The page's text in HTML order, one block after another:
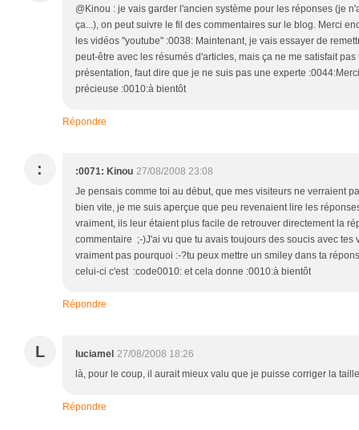
@Kinou : je vais garder l'ancien système pour les réponses (je
ça...), on peut suivre le fil des commentaires sur le blog. Merci
les vidéos "youtube" :0038: Maintenant, je vais essayer de
peut-être avec les résumés d'articles, mais ça ne me satisfait
présentation, faut dire que je ne suis pas une experte
précieuse :0010:à bientôt
Répondre
: :0071: Kinou 27/08/2008 23:08
Je pensais comme toi au début, que mes visiteurs ne verraient
bien vite, je me suis aperçue que peu revenaient lire les
vraiment, ils leur étaient plus facile de retrouver directement la
commentaire ;-)J'ai vu que tu avais toujours des soucis avec tes
vraiment pas pourquoi :-?tu peux mettre un smiley dans ta
celui-ci c'est :code0010: et cela donne :0010:à bientôt
Répondre
L luciamel 27/08/2008 18:26
là, pour le coup, il aurait mieux valu que je puisse corriger la
Répondre